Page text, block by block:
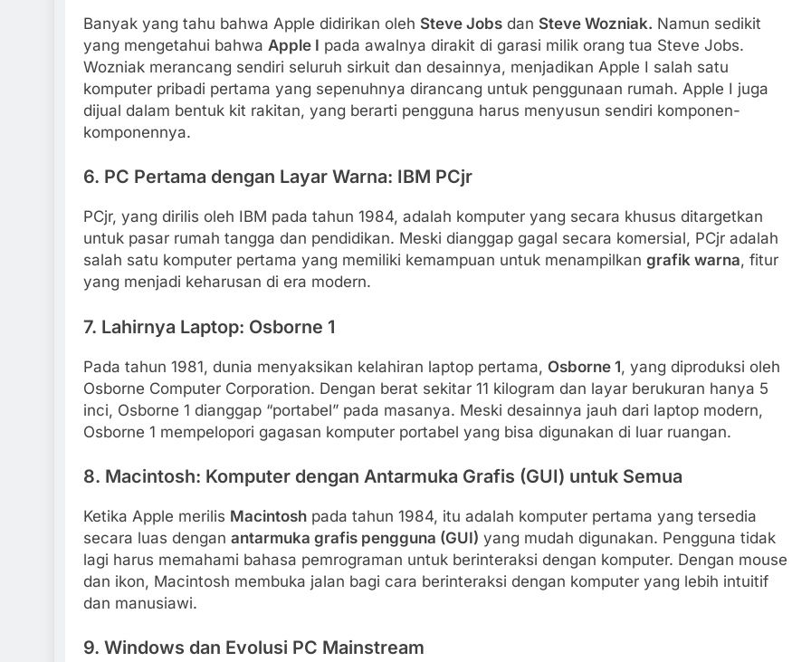
Banyak yang tahu bahwa Apple didirikan oleh Steve Jobs dan Steve Wozniak. Namun sedikit
yang mengetahui bahwa Apple I pada awalnya dirakit di garasi milik orang tua Steve Jobs.
Wozniak merancang sendiri seluruh sirkuit dan desainnya, menjadikan Apple I salah satu
komputer pribadi pertama yang sepenuhnya dirancang untuk penggunaan rumah. Apple I juga
dijual dalam bentuk kit rakitan, yang berarti pengguna harus menyusun sendiri komponen-
komponennya.
6. PC Pertama dengan Layar Warna: IBM PCjr
PCjr, yang dirilis oleh IBM pada tahun 1984, adalah komputer yang secara khusus ditargetkan
untuk pasar rumah tangga dan pendidikan. Meski dianggap gagal secara komersial, PCjr adalah
salah satu komputer pertama yang memiliki kemampuan untuk menampilkan grafik warna, fitur
yang menjadi keharusan di era modern.
7. Lahirnya Laptop: Osborne 1
Pada tahun 1981, dunia menyaksikan kelahiran laptop pertama, Osborne 1, yang diproduksi oleh
Osborne Computer Corporation. Dengan berat sekitar 11 kilogram dan layar berukuran hanya 5
inci, Osborne 1 dianggap “portabel” pada masanya. Meski desainnya jauh dari laptop modern,
Osborne 1 mempelopori gagasan komputer portabel yang bisa digunakan di luar ruangan.
8. Macintosh: Komputer dengan Antarmuka Grafis (GUI) untuk Semua
Ketika Apple merilis Macintosh pada tahun 1984, itu adalah komputer pertama yang tersedia
secara luas dengan antarmuka grafis pengguna (GUI) yang mudah digunakan. Pengguna tidak
lagi harus memahami bahasa pemrograman untuk berinteraksi dengan komputer. Dengan mouse
dan ikon, Macintosh membuka jalan bagi cara berinteraksi dengan komputer yang lebih intuitif
dan manusiawi.
9. Windows dan Evolusi PC Mainstream